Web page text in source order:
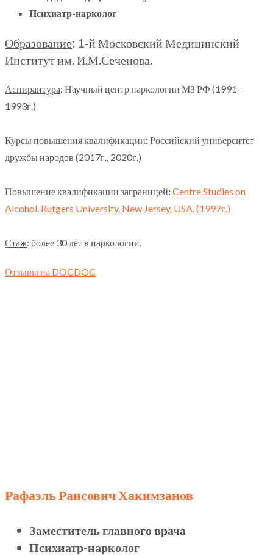
Психиатр-нарколог
Образование: 1-й Московский Медицинский
Институт им. И.М.Сеченова.
Аспирантура: Научный центр наркологии МЗ РФ (1991-
1993г.)
Курсы повышения квалификации:Российский университет
дружбы народов (2017г., 2020г.)
Повышение квалификации заграницей:Centre Studies on
Alcohol. Rutgers University. New Jersey. USA. (1997г.)
Стаж: более 30 лет в наркологии.
Отзывы на DOCDOC
Рафаэль Раисович Хакимзанов
Заместитель главного врача
Психиатр-нарколог